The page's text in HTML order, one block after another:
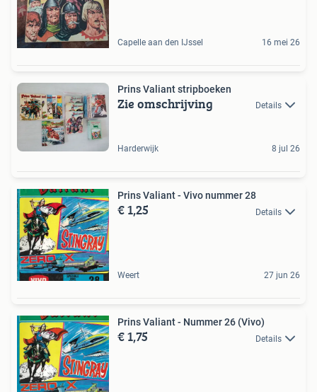
Capelle aan den IJssel 16 mei 26
Prins Valiant stripboeken
Zie omschrijving Details
Harderwijk 8 jul 26
Prins Valiant - Vivo nummer 28
€ 1,25 Details
Weert 27 jun 26
Prins Valiant - Nummer 26 (Vivo)
€ 1,75 Details